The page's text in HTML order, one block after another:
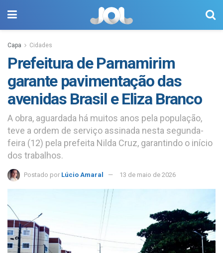
Capa Cidades
Prefeitura de Parnamirim
garante pavimentação das
avenidas Brasil e Eliza Branco
A obra, aguardada há muitos anos pela população,
teve a ordem de serviço assinada nesta segunda-
feira (12) pela prefeita Nilda Cruz, garantindo o início
dos trabalhos.
Postado por Lúcio Amaral 13 de maio de 2026